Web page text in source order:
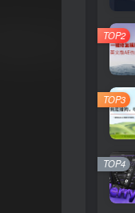
TOP2
TOP3
TOP4